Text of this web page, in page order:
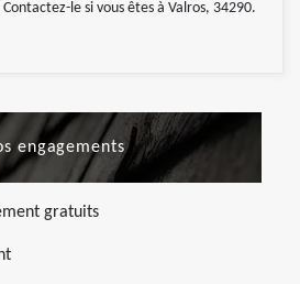
le si vous êtes à Valros, 34290.
engagements
gratuits